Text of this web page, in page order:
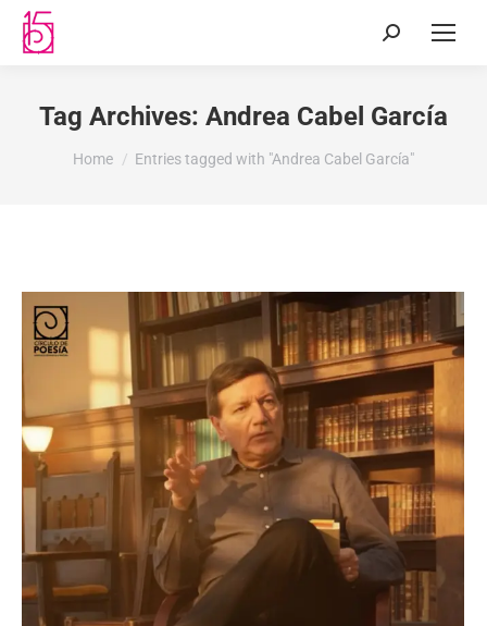
Tag Archives: Andrea Cabel García
You are here:
Home Entries tagged with "Andrea Cabel García"